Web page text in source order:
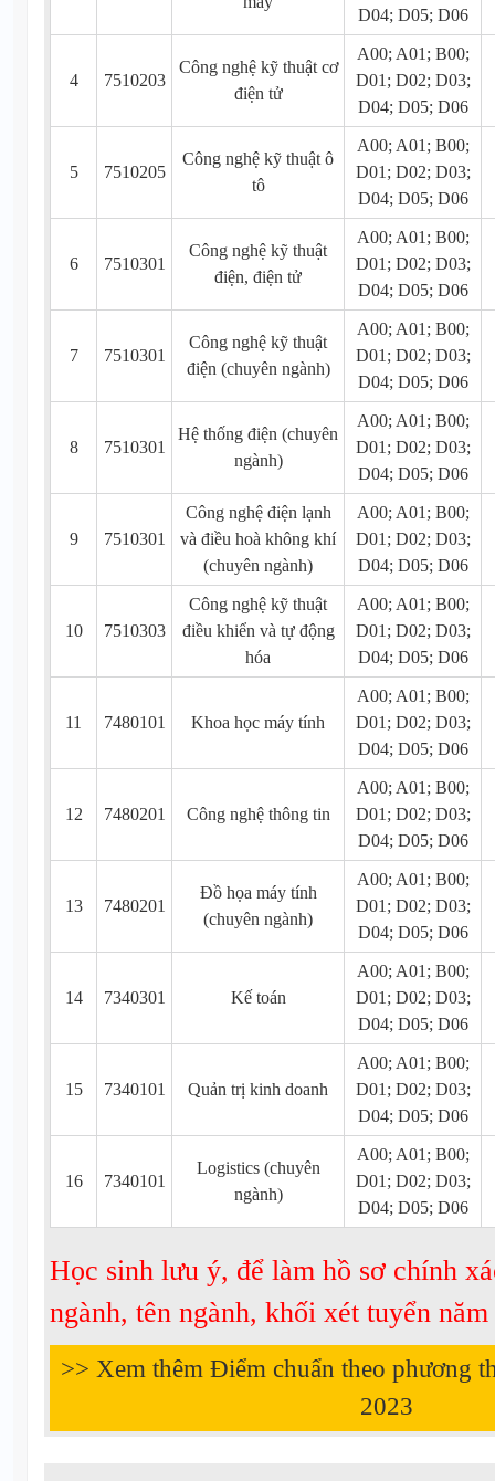
D04; D05; D06
4 7510203
Công nghệ kỹ thuật cơ
điện tử
A00; A01; B00;
D01; D02; D03;
D04; D05; D06
5 7510205
Công nghệ kỹ thuật ô
tô
A00; A01; B00;
D01; D02; D03;
D04; D05; D06
6 7510301
Công nghệ kỹ thuật
điện, điện tử
A00; A01; B00;
D01; D02; D03;
D04; D05; D06
7 7510301
Công nghệ kỹ thuật
điện (chuyên ngành)
A00; A01; B00;
D01; D02; D03;
D04; D05; D06
8 7510301
Hệ thống điện (chuyên
ngành)
A00; A01; B00;
D01; D02; D03;
D04; D05; D06
9 7510301
Công nghệ điện lạnh
và điều hoà không khí
(chuyên ngành)
A00; A01; B00;
D01; D02; D03;
D04; D05; D06
10 7510303
Công nghệ kỹ thuật
điều khiển và tự động
hóa
A00; A01; B00;
D01; D02; D03;
D04; D05; D06
11 7480101 Khoa học máy tính
A00; A01; B00;
D01; D02; D03;
D04; D05; D06
12 7480201 Công nghệ thông tin
A00; A01; B00;
D01; D02; D03;
D04; D05; D06
13 7480201
Đồ họa máy tính
(chuyên ngành)
A00; A01; B00;
D01; D02; D03;
D04; D05; D06
14 7340301 Kế toán
A00; A01; B00;
D01; D02; D03;
D04; D05; D06
15 7340101 Quản trị kinh doanh
A00; A01; B00;
D01; D02; D03;
D04; D05; D06
16 7340101
Logistics (chuyên
ngành)
A00; A01; B00;
D01; D02; D03;
D04; D05; D06
Học sinh lưu ý, để làm hồ sơ chính
ngành, tên ngành, khối xét tuyển
>> Xem thêm Điểm chuẩn theo phương
2023